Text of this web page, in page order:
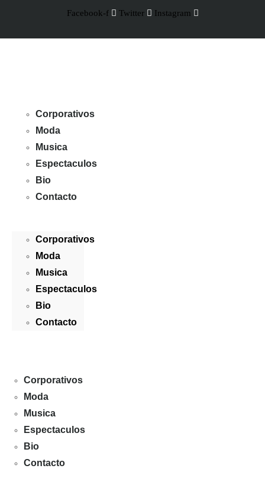
Facebook-f Twitter Instagram
Corporativos
Moda
Musica
Espectaculos
Bio
Contacto
Corporativos
Moda
Musica
Espectaculos
Bio
Contacto
Corporativos
Moda
Musica
Espectaculos
Bio
Contacto